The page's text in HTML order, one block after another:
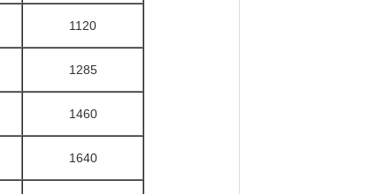
1120
1285
1460
1640